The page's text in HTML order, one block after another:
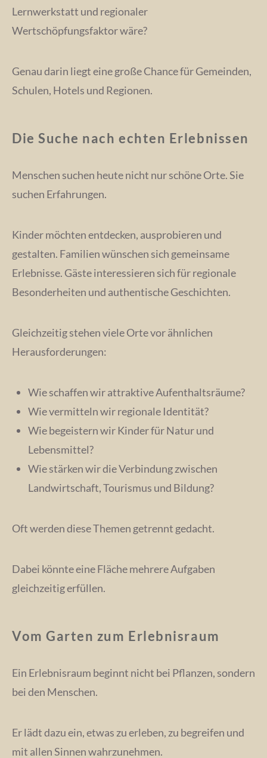
Lernwerkstatt und regionaler
Wertschöpfungsfaktor wäre?
Genau darin liegt eine große Chance für Gemeinden,
Schulen, Hotels und Regionen.
Die Suche nach echten Erlebnissen
Menschen suchen heute nicht nur schöne Orte. Sie
suchen Erfahrungen.
Kinder möchten entdecken, ausprobieren und
gestalten. Familien wünschen sich gemeinsame
Erlebnisse. Gäste interessieren sich für regionale
Besonderheiten und authentische Geschichten.
Gleichzeitig stehen viele Orte vor ähnlichen
Herausforderungen:
Wie schaffen wir attraktive Aufenthaltsräume?
Wie vermitteln wir regionale Identität?
Wie begeistern wir Kinder für Natur und
Lebensmittel?
Wie stärken wir die Verbindung zwischen
Landwirtschaft, Tourismus und Bildung?
Oft werden diese Themen getrennt gedacht.
Dabei könnte eine Fläche mehrere Aufgaben
gleichzeitig erfüllen.
Vom Garten zum Erlebnisraum
Ein Erlebnisraum beginnt nicht bei Pflanzen, sondern
bei den Menschen.
Er lädt dazu ein, etwas zu erleben, zu begreifen und
mit allen Sinnen wahrzunehmen.